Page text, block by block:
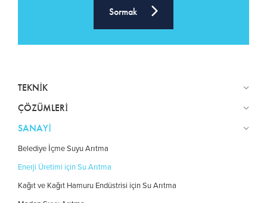
Sormak
TEKNIK
ÇÖZÜMLERI
SANAYI
Belediye İçme Suyu Arıtma
Enerji Üretimi için Su Arıtma
Kağıt ve Kağıt Hamuru Endüstrisi için Su Arıtma